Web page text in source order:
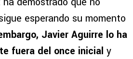
esperando su momento
Javier Aguirre lo ha
fuera del once inicial y